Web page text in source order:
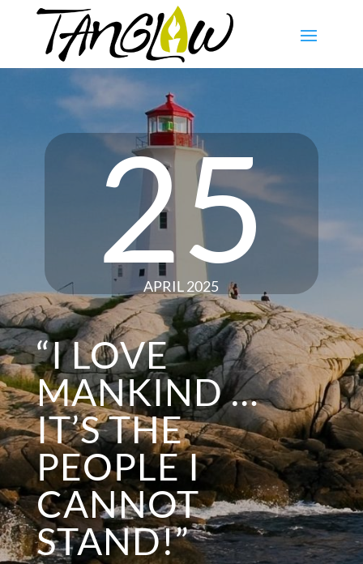
25
APRIL 2025
“I LOVE
MANKIND …
IT’S THE
PEOPLE I
CANNOT
STAND!”